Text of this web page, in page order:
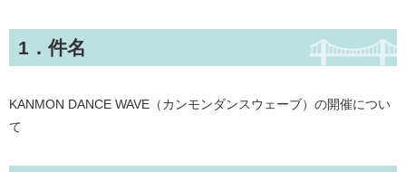
1．件名
KANMON DANCE WAVE（カンモンダンスウェーブ）の開催につい
て